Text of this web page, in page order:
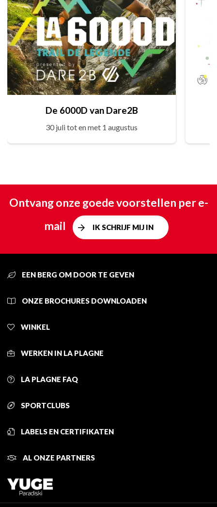
De 6000D van Dare2B
30 juli tot en met 1 augustus
Ontvang onze goede voorstellen per e-
mail
IK SCHRIJF MIJ IN
EEN BERG OM DOOR TE GEVEN
ONZE BROCHURES DOWNLOADEN
WINKEL
WERKEN IN LA PLAGNE
LA PLAGNE FAQ
SPORTCLUBS
LABELS EN CERTIFIKATEN
AL ONZE PARTNERS